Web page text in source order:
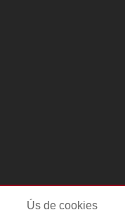
Ús de cookies